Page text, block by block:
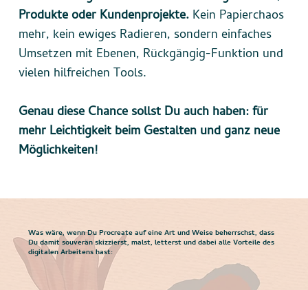
Produkte oder Kundenprojekte. Kein Papierchaos
mehr, kein ewiges Radieren, sondern einfaches
Umsetzen mit Ebenen, Rückgängig-Funktion und
vielen hilfreichen Tools.
Genau diese Chance sollst Du auch haben: für
mehr Leichtigkeit beim Gestalten und ganz neue
Möglichkeiten!
Was wäre, wenn Du Procreate auf eine Art und Weise beherrschst, dass
Du damit souverän skizzierst, malst, letterst und dabei alle Vorteile des
digitalen Arbeitens hast: